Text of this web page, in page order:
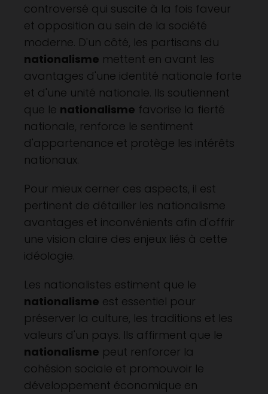
controversé qui suscite à la fois faveur
et opposition au sein de la société
moderne. D'un côté, les partisans du
nationalisme mettent en avant les
avantages d'une identité nationale forte
et d'une unité nationale. Ils soutiennent
que le nationalisme favorise la fierté
nationale, renforce le sentiment
d'appartenance et protège les intérêts
nationaux.
Pour mieux cerner ces aspects, il est
pertinent de détailler les nationalisme
avantages et inconvénients afin d'offrir
une vision claire des enjeux liés à cette
idéologie.
Les nationalistes estiment que le
nationalisme est essentiel pour
préserver la culture, les traditions et les
valeurs d'un pays. Ils affirment que le
nationalisme peut renforcer la
cohésion sociale et promouvoir le
développement économique en